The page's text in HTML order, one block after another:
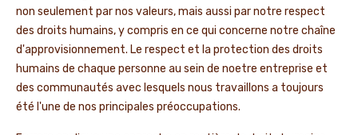
non seulement par nos valeurs, mais aussi par notre respect
des droits humains, y compris en ce qui concerne notre chaîne
d'approvisionnement. Le respect et la protection des droits
humains de chaque personne au sein de noetre entreprise et
des communautés avec lesquels nous travaillons a toujours
été l'une de nos principales préoccupations.